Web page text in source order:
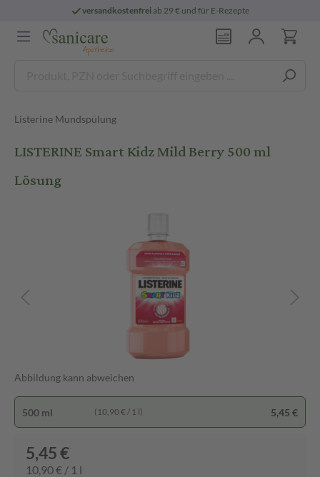
versandkostenfreiab 29 € und für E-Rezepte
Listerine Mundspülung
LISTERINE Smart Kidz Mild Berry 500 ml
Lösung
Abbildung kann abweichen
500 ml (10,90 € / 1 l) 5,45 €
5,45 €
10,90 € / 1 l